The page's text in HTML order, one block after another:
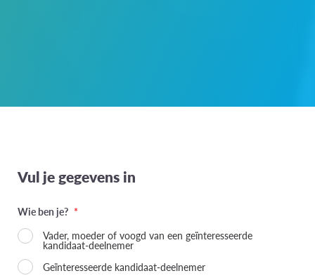
Vul je gegevens in
Wie ben je? *
Vader, moeder of voogd van een geïnteresseerde
kandidaat-deelnemer
Geïnteresseerde kandidaat-deelnemer